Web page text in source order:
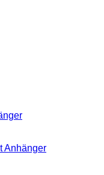
Anhänger